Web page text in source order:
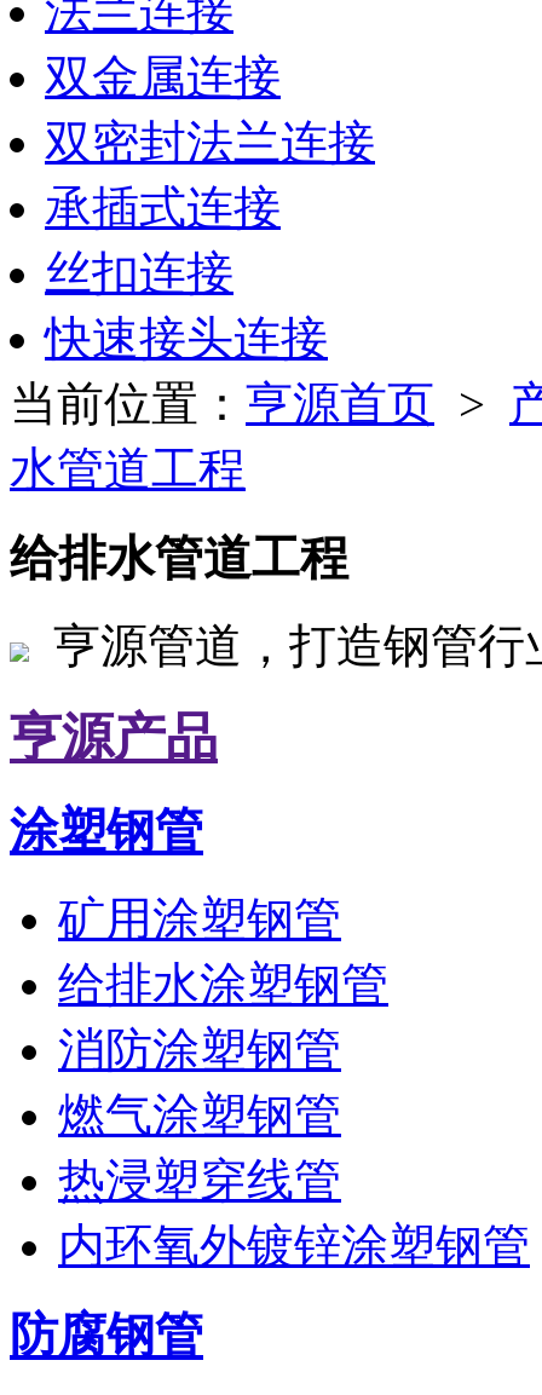
法兰连接
双金属连接
双密封法兰连接
承插式连接
丝扣连接
快速接头连接
当前位置： 亨源首页 >
水管道工程
给排水管道工程
亨源管道，打造钢管
亨源产品
涂塑钢管
矿用涂塑钢管
给排水涂塑钢管
消防涂塑钢管
燃气涂塑钢管
热浸塑穿线管
内环氧外镀锌涂塑钢管
防腐钢管